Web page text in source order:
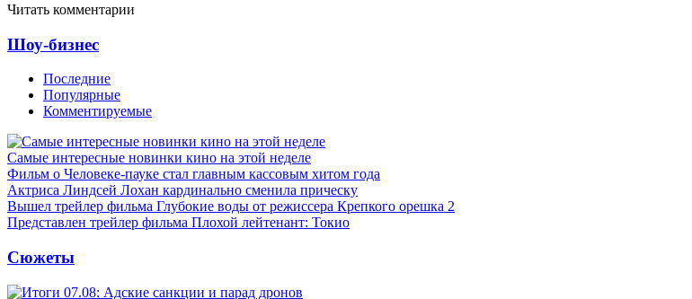
Читать комментарии
Шоу-бизнес
Последние
Популярные
Комментируемые
Самые интересные новинки кино на этой неделе
Фильм о Человеке-пауке стал главным кассовым хитом года
Актриса Линдсей Лохан кардинально сменила прическу
Вышел трейлер фильма Глубокие воды от режиссера Крепкого орешка 2
Представлен трейлер фильма Плохой лейтенант: Токио
Сюжеты